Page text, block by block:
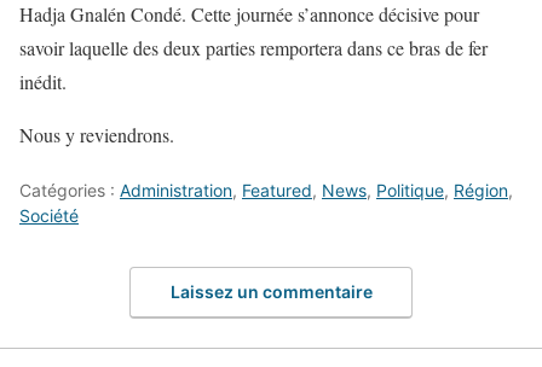
Hadja Gnalén Condé. Cette journée s’annonce décisive pour
savoir laquelle des deux parties remportera dans ce bras de fer
inédit.
Nous y reviendrons.
Catégories : Administration, Featured, News, Politique, Région,
Société
Laissez un commentaire